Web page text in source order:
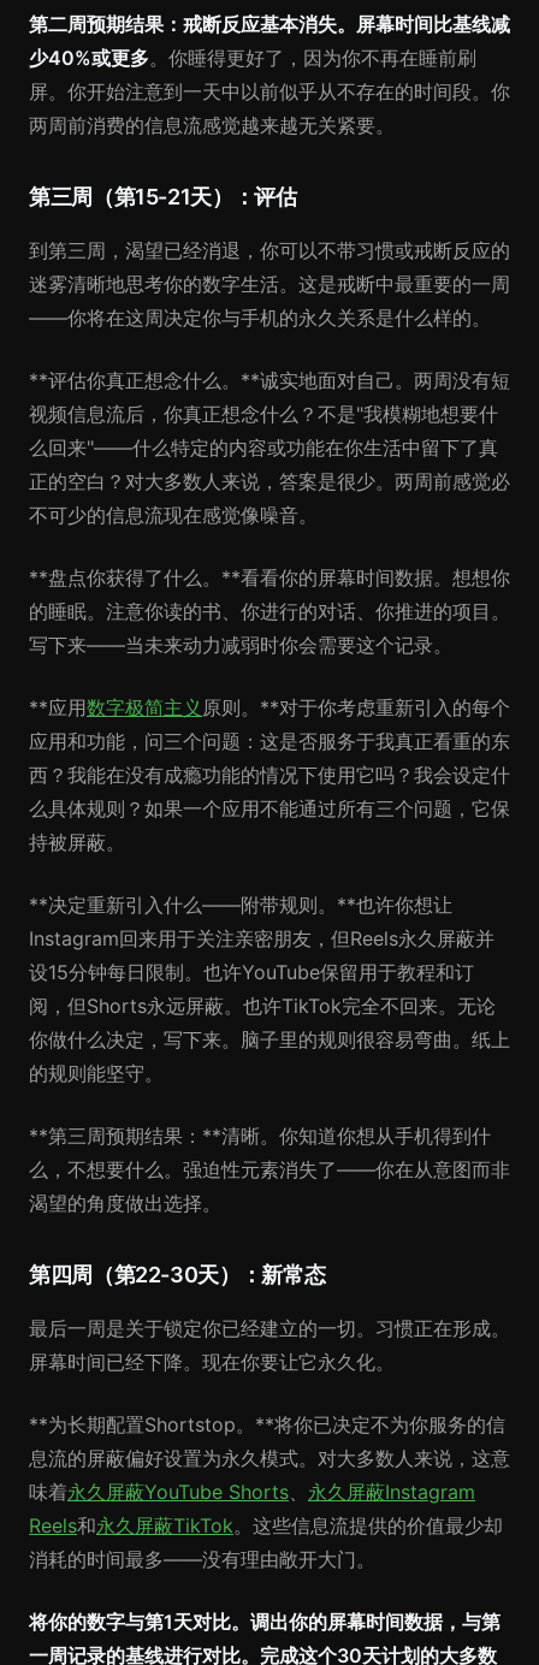
第二周预期结果： 戒断反应基本消失。屏幕时间比基线减
少40%或更多。你睡得更好了，因为你不再在睡前刷
屏。你开始注意到一天中以前似乎从不存在的时间段。你
两周前消费的信息流感觉越来越无关紧要。
第三周（第15-21天）：评估
到第三周，渴望已经消退，你可以不带习惯或戒断反应的
迷雾清晰地思考你的数字生活。这是戒断中最重要的一周
——你将在这周决定你与手机的永久关系是什么样的。
**评估你真正想念什么。**诚实地面对自己。两周没有短
视频信息流后，你真正想念什么？不是"我模糊地想要什
么回来"——什么特定的内容或功能在你生活中留下了真
正的空白？对大多数人来说，答案是很少。两周前感觉必
不可少的信息流现在感觉像噪音。
**盘点你获得了什么。**看看你的屏幕时间数据。想想你
的睡眠。注意你读的书、你进行的对话、你推进的项目。
写下来——当未来动力减弱时你会需要这个记录。
**应用数字极简主义 原则。**对于你考虑重新引入的每个
应用和功能，问三个问题：这是否服务于我真正看重的东
西？我能在没有成瘾功能的情况下使用它吗？我会设定什
么具体规则？如果一个应用不能通过所有三个问题，它保
持被屏蔽。
**决定重新引入什么——附带规则。**也许你想让
Instagram回来用于关注亲密朋友，但Reels永久屏蔽并
设15分钟每日限制。也许YouTube保留用于教程和订
阅，但Shorts永远屏蔽。也许TikTok完全不回来。无论
你做什么决定，写下来。脑子里的规则很容易弯曲。纸上
的规则能坚守。
**第三周预期结果：**清晰。你知道你想从手机得到什
么，不想要什么。强迫性元素消失了——你在从意图而非
渴望的角度做出选择。
第四周（第22-30天）：新常态
最后一周是关于锁定你已经建立的一切。习惯正在形成。
屏幕时间已经下降。现在你要让它永久化。
**为长期配置Shortstop。**将你已决定不为你服务的信
息流的屏蔽偏好设置为永久模式。对大多数人来说，这意
味着永久屏蔽YouTube Shorts、 永久屏蔽Instagram
Reels和永久屏蔽TikTok。这些信息流提供的价值最少却
消耗的时间最多——没有理由敞开大门。
将你的数字与第1天对比。 调出你的屏幕时间数据，与第
一周记录的基线进行对比。完成这个30天计划的大多数